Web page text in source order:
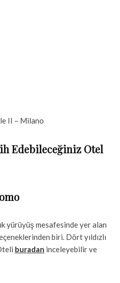
II – Milano
Edebileceğiniz Otel
yürüyüş mesafesinde yer alan
biri. Dört yıldızlı
buradan inceleyebilir ve